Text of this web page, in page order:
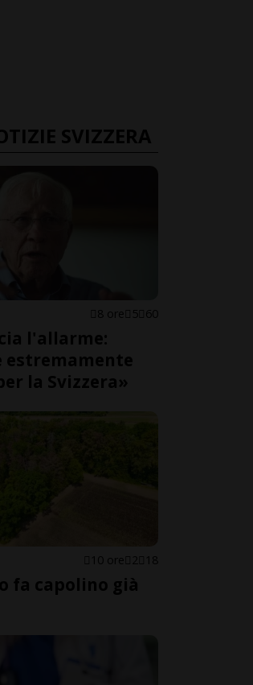
SVIZZERA
8 ore 5 60
l'allarme:
estremamente
la Svizzera»
10 ore 2 18
fa capolino già